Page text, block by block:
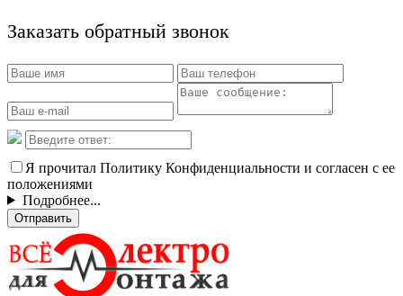
Заказать обратный звонок
Я прочитал Политику Конфиденциальности и согласен с ее
положениями
Подробнее...
Отправить